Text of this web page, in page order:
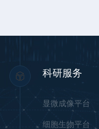
科研服务
显微成像平台
细胞生物平台